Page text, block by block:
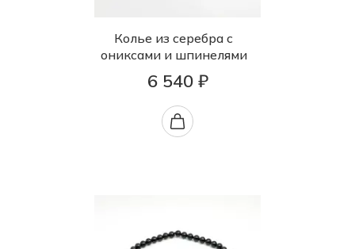
Колье из серебра с
ониксами и шпинелями
6 540 ₽